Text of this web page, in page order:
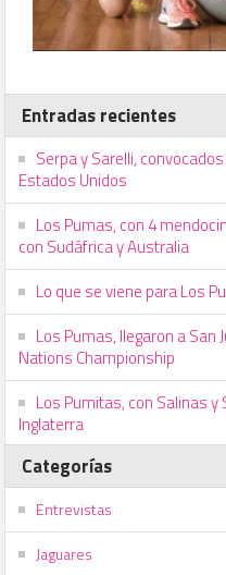
Entradas recientes
Serpa y Sarelli,
Estados Unidos
Los Pumas, con 4
con Sudáfrica y Australia
Lo que se viene para Los
Los Pumas, llegaron a San
Nations Championship
Los Pumitas, con Salinas
Inglaterra
Categorías
Entrevistas
Jaguares